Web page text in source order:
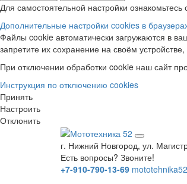
Для самостоятельной настройки ознакомьтесь
Дополнительные настройки cookies в
Файлы cookie автоматически загружаются в
запретите их сохранение на своём
При отключении обработки cookie наш сайт
Инструкция по отключению cookies
Принять
Настроить
Отклонить
г. Нижний Новгород, ул.
Есть вопросы? Звоните!
+7-910-790-13-69